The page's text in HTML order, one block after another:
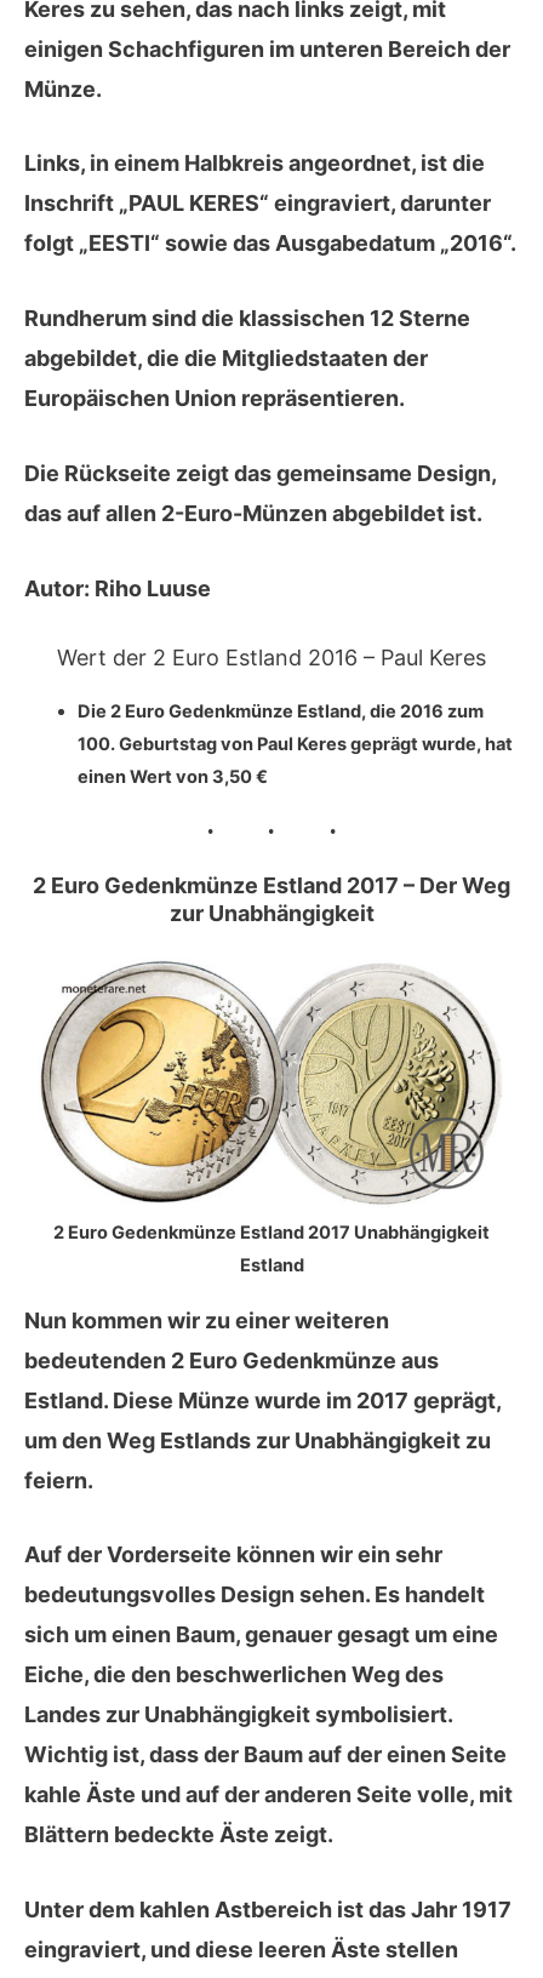
Keres zu sehen, das nach links zeigt, mit
einigen Schachfiguren im unteren Bereich der
Münze.
Links, in einem Halbkreis angeordnet, ist die
Inschrift „PAUL KERES“ eingraviert, darunter
folgt „EESTI“ sowie das Ausgabedatum „2016“.
Rundherum sind die klassischen 12 Sterne
abgebildet, die die Mitgliedstaaten der
Europäischen Union repräsentieren.
Die Rückseite zeigt dasgemeinsame Design,
das auf allen 2-Euro-Münzen abgebildet ist.
Autor: Riho Luuse
Wert der 2 Euro Estland 2016 – Paul Keres
Die 2 Euro Gedenkmünze Estland, die 2016 zum
100. Geburtstag von Paul Keresgeprägt wurde, hat
einen Wert von3,50 €
2 Euro Gedenkmünze Estland 2017 – Der Weg
zur Unabhängigkeit
2 Euro Gedenkmünze Estland 2017 Unabhängigkeit
Estland
Nun kommen wir zu einer weiteren
bedeutenden 2 Euro Gedenkmünze aus
Estland. Diese Münze wurde im 2017 geprägt,
um den Weg Estlands zur Unabhängigkeit zu
feiern.
Auf derVorderseite können wir ein sehr
bedeutungsvolles Design sehen. Es handelt
sich um einen Baum, genauer gesagt um eine
Eiche, die den beschwerlichen Weg des
Landes zur Unabhängigkeit symbolisiert.
Wichtig ist, dass der Baum auf der einen Seite
kahle Äste und auf der anderen Seite volle, mit
Blättern bedeckte Äste zeigt.
Unter dem kahlen Astbereich ist das Jahr 1917
eingraviert, und diese leeren Äste stellen